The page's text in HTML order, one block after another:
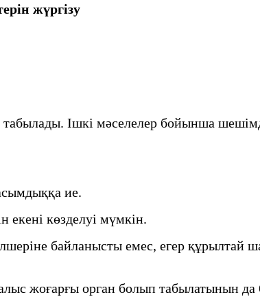
жүргізу
Ішкі мәселелер бойынша
ие.
көзделуі мүмкін.
байланысты емес, егер құрылтай
жоғарғы орган болып табылатынын да